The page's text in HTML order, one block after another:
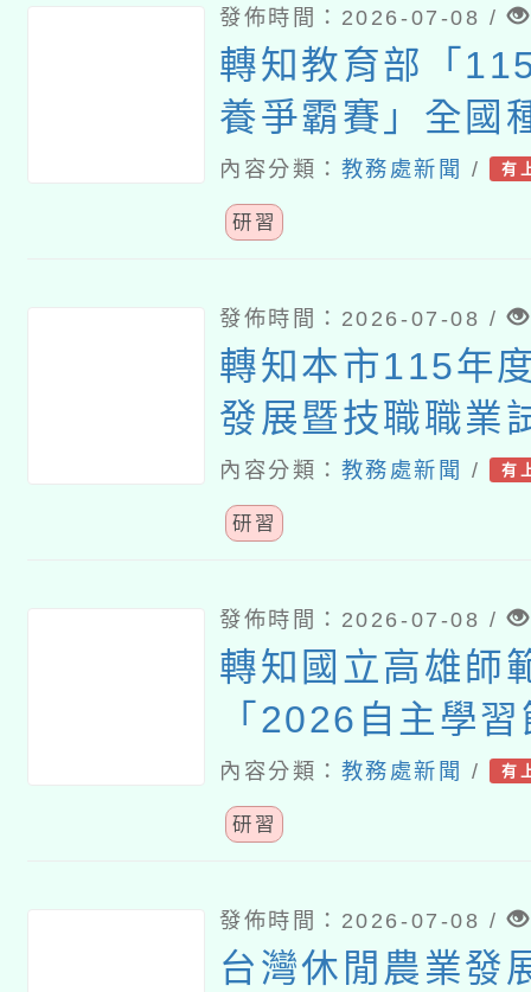
發佈時間：2026-07-08 /
轉知教育部「
養爭霸賽」全國
程研習計畫
內容分類： 教務處新聞 / 有
研習
發佈時間：2026-07-08 /
轉知本市115年
發展暨技職職業
根夏令營」招生
內容分類： 教務處新聞 / 有
研習
發佈時間：2026-07-08 /
轉知國立高雄師
「2026自主學
教與學研討會」
內容分類： 教務處新聞 / 有
研習
發佈時間：2026-07-08 /
台灣休閒農業發